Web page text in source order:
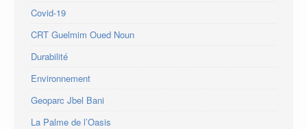
Covid-19
CRT Guelmim Oued Noun
Durabilité
Environnement
Geoparc Jbel Bani
La Palme de l’Oasis